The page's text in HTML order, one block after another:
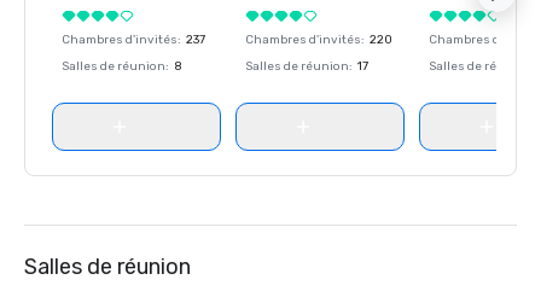
Chambres d'invités: 237
Salles de réunion: 8
Chambres d'invités: 220
Salles de réunion: 17
Chambres
Salles de réunion
Salles de réunion